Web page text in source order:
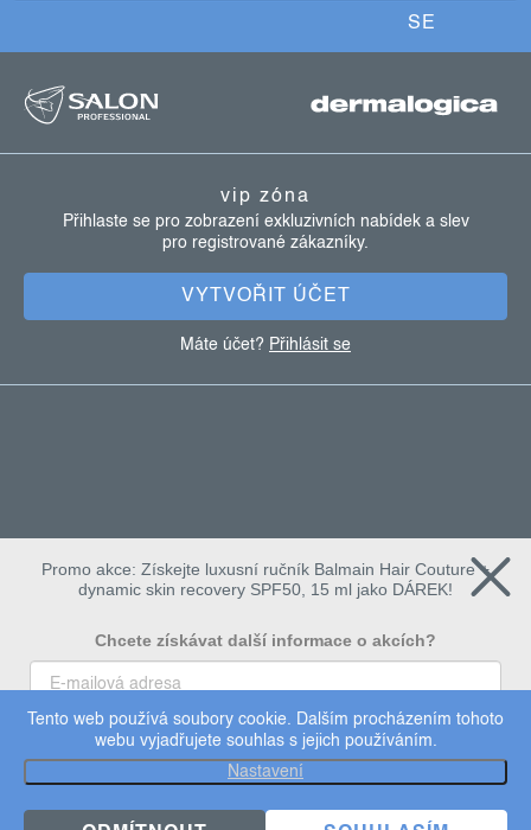
Tento web používá soubory cookie. Dalším procházením tohoto
webu vyjadřujete souhlas s jejich používáním.
Nastavení
SE
á
vip zóna
Přihlaste se pro zobrazení exkluzivních nabídek a slev
pro registrované zákazníky.
VYTVOŘIT ÚČET
Máte účet? Přihlásit se
Copyright 2026Dermalogica. Všechna práva vyhrazena.
Upravit nastavení cookies
Užijte si 15% slevu
Promo akce: Získejte luxusní ručník Balmain Hair Couture +
dynamic skin recovery SPF50, 15 ml jako DÁREK!
Chcete získávat další informace o akcích?
To chci